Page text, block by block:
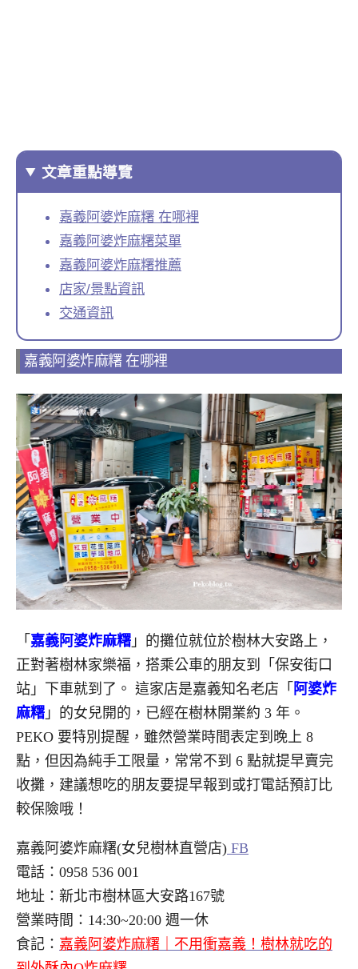
文章重點導覽
嘉義阿婆炸麻糬 在哪裡
嘉義阿婆炸麻糬菜單
嘉義阿婆炸麻糬推薦
店家/景點資訊
交通資訊
嘉義阿婆炸麻糬 在哪裡
「 嘉義阿婆炸麻糬 」的攤位就位於樹林大安路上，
正對著樹林家樂福，搭乘公車的朋友到「保安街口
站」下車就到了。 這家店是嘉義知名老店 「 阿婆炸
麻糬 」 的女兒開的，已經在樹林開業約 3 年。
PEKO 要特別提醒，雖然營業時間表定到晚上 8
點，但因為純手工限量，常常不到 6 點就提早賣完
收攤，建議想吃的朋友要提早報到或打電話預訂比
較保險哦！
嘉義阿婆炸麻糬(女兒樹林直營店) FB
電話：0958 536 001
地址：新北市樹林區大安路167號
營業時間：14:30~20:00 週一休
食記： 嘉義阿婆炸麻糬｜不用衝嘉義！樹林就吃的